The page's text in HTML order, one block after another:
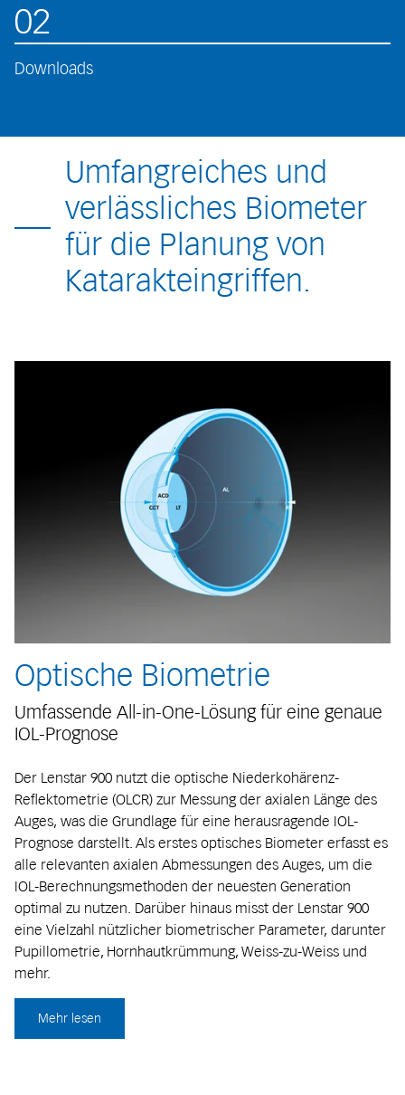
02
Downloads
Umfangreiches und
verlässliches Biometer
für die Planung von
Katarakteingriffen.
Optische Biometrie
Umfassende All-in-One-Lösung für eine genaue
IOL-Prognose
Der Lenstar 900 nutzt die optische Niederkohärenz-
Reflektometrie (OLCR) zur Messung der axialen Länge des
Auges, was die Grundlage für eine herausragende IOL-
Prognose darstellt. Als erstes optisches Biometer erfasst es
alle relevanten axialen Abmessungen des Auges, um die
IOL-Berechnungsmethoden der neuesten Generation
optimal zu nutzen. Darüber hinaus misst der Lenstar 900
eine Vielzahl nützlicher biometrischer Parameter, darunter
Pupillometrie, Hornhautkrümmung, Weiss-zu-Weiss und
mehr.
Mehr lesen